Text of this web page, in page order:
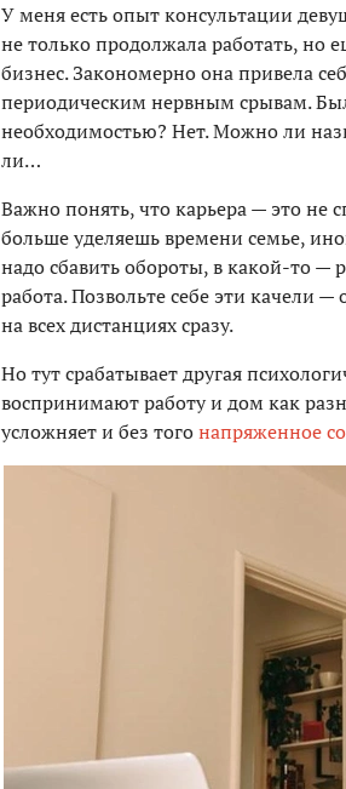
У меня есть опыт консультации
не только продолжала работать, но
бизнес. Закономерно она привела
периодическим нервным срывам.
необходимостью? Нет. Можно ли
ли…
Важно понять, что карьера — это не
больше уделяешь времени семье,
надо сбавить обороты, в какой-то —
работа. Позвольте себе эти качели
на всех дистанциях сразу.
Но тут срабатывает другая
воспринимают работу и дом как
усложняет и без тогонапряженное